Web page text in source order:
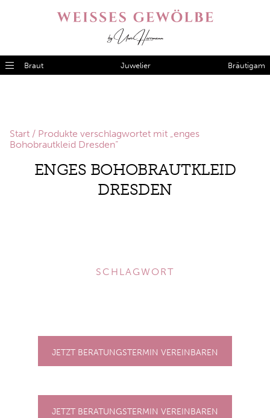
Braut Juwelier Bräutigam
Start / Produkte verschlagwortet mit „enges
Bohobrautkleid Dresden“
ENGES BOHOBRAUTKLEID
DRESDEN
SCHLAGWORT
JETZT BERATUNGSTERMIN VEREINBAREN
JETZT BERATUNGSTERMIN VEREINBAREN